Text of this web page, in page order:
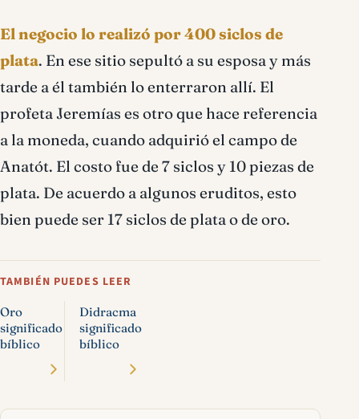
El negocio lo realizó por 400 siclos de
plata. En ese sitio sepultó a su esposa y más
tarde a él también lo enterraron allí. El
profeta Jeremías es otro que hace referencia
a la moneda, cuando adquirió el campo de
Anatót. El costo fue de 7 siclos y 10 piezas de
plata. De acuerdo a algunos eruditos, esto
bien puede ser 17 siclos de plata o de oro.
TAMBIÉN PUEDES LEER
Oro
significado
bíblico
Didracma
significado
bíblico